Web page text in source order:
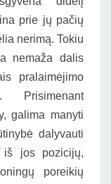
prie jų pačių
nerimą. Tokiu
nemaža dalis
pralaimėjimo
Prisimenant
galima manyti
dalyvauti
iš jos pozicijų,
poreikių